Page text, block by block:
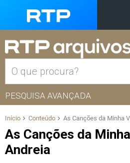
PESQUISA AVANÇADA
Início Conteúdo As Canções da Minha
As Canções da
Andreia